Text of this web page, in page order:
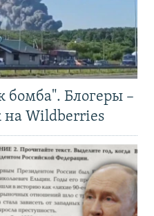
бомба". Блогеры –
на Wildberries